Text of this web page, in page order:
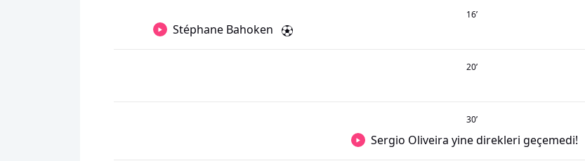
16’
Stéphane Bahoken
20’
30’
Sergio Oliveira yine direkleri geçemedi!